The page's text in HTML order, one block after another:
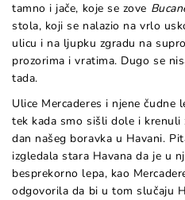
tamno i jače, koje se zove
stola, koji se nalazio na vrlo
ulicu i na ljupku zgradu na
prozorima i vratima. Dugo se
tada.
Ulice Mercaderes i njene čudne
tek kada smo sišli dole i
dan našeg boravka u Havani.
izgledala stara Havana da je u
besprekorno lepa, kao
odgovorila da bi u tom slučaju